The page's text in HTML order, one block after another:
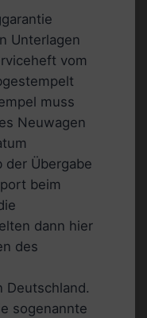
Unterlagen
vom
muss
Neuwagen
Übergabe
beim
dann hier
des
Deutschland.
sogenannte